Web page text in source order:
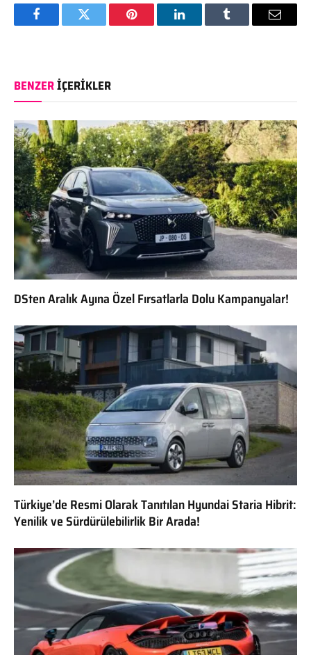
FacebookTwitter Pinterest LinkedInTumblr Email
BENZERİÇERIKLER
DSten Aralık Ayına Özel Fırsatlarla Dolu Kampanyalar!
Türkiye’de Resmi Olarak Tanıtılan Hyundai Staria Hibrit:
Yenilik ve Sürdürülebilirlik Bir Arada!